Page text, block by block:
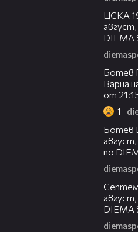
ЦСКА
DIEMA
Ботев
Варна
от
1
Ботев
по
DIEMA